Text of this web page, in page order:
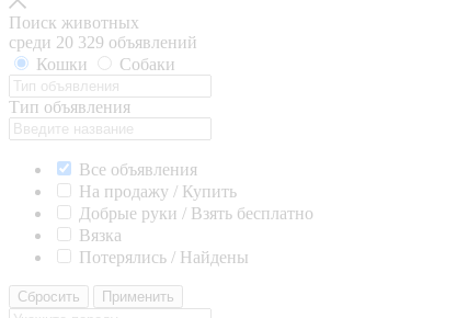
Поиск животных
среди 20 329 объявлений
Кошки
Собаки
Тип объявления
Все объявления
На продажу / Купить
Добрые руки / Взять бесплатно
Вязка
Потерялись / Найдены
Сбросить Применить